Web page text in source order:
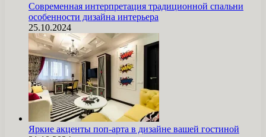
Современная интерпретация традиционной спальни
особенности дизайна интерьера
25.10.2024
Яркие акценты поп-арта в дизайне вашей гостиной